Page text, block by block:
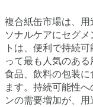
複合紙缶市場は、
ソナルケアにセグ
トは、便利で持続
って最も人気のあ
食品、飲料の包装
ます。持続可能性
ンの需要増加が、用